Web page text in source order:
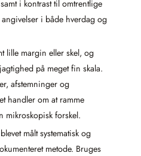
i kontrast til omtrentlige
i både hverdag og
lille margin eller skel, og
på meget fin skala.
afstemninger og
handler om at ramme
forskel.
målt systematisk og
metode. Bruges